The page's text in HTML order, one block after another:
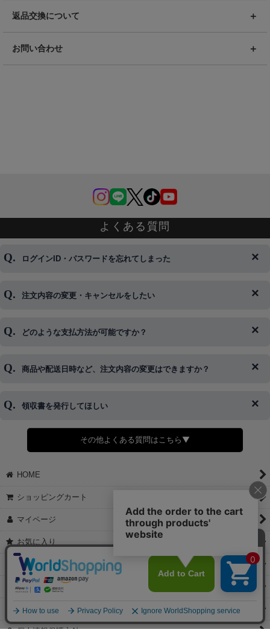
返品交換について
お問い合わせ
よくある質問
ログインID・パスワードを忘れてしまった
◆下記ページより、ログインIDの変更が可能です。
注文内容の変更・キャンセルをしたい
◆即日発送を行なっている関係上、午後以降のご連絡やキャンセル
※発送後、発送準備が完了しお手続きが間に合わない場合は変更、
どのような支払方法が可能ですか？
◆代金引換・クレジットカード・携帯キャリア決済・おねだり決
＞詳細は画像をタップ＜
商品や配送日時など、注文内容の変更はできますか？
◆商品発送前の変更は承っております。
さい。
領収書を発行してほしい
◆領収書はご希望頂いた場合のみ発行しております。
【これからご注文する場合】
STEP2「お届け先・お支払い」ページにて備考欄に下記の記載をお
願いします。
②宛名（空欄は上様は不可）
③但し書き（空欄やお品代は不可）
【すでにご注文が完了している場合】
①お電話・メール・LINEにて領収書希望の連絡をお願い致します
②後日、郵送にて領収書を送らせて頂きます。
①マイページから購入履歴→購入内容→領収書発行を選択。
②後日、郵送にて領収書を送らせて頂きます。
その他よくある質問はこちら▼
HOME
ショッピングカート
マイページ
お気に入り
特定商取引法表示
ご利用案内
お問い合せ
個人情報保護方針